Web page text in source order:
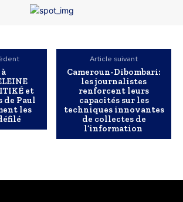
et
de Paul
les
Article suivant
Cameroun-Dibombari:
les journalistes
renforcent leurs
capacités sur les
techniques innovantes
de collectes de
l’information